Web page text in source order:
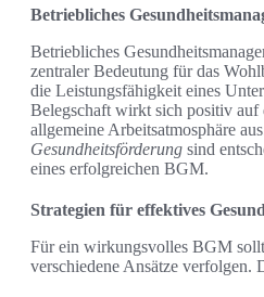
Betriebliches
Betriebliches
zentraler Bedeutung für das
die Leistungsfähigkeit eines
Belegschaft wirkt sich positiv
allgemeine Arbeitsatmosphäre
Gesundheitsförderung sind
eines erfolgreichen BGM.
Strategien für effektives
Für ein wirkungsvolles BGM
verschiedene Ansätze verfolgen.